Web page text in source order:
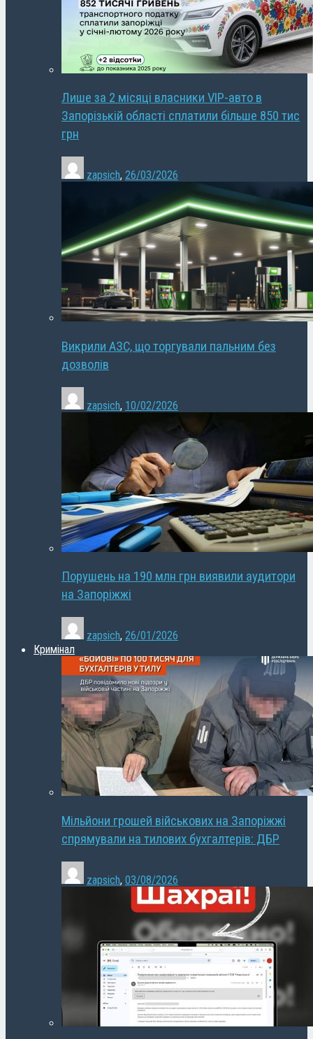
Лише за 2 місяці власники VIP-авто в
Запорізькій області сплатили більше 850 тис
грн
zapsich, 26/03/2026
Викрили АЗС, що торгували пальним без
дозволів
zapsich, 10/02/2026
Порушень на 190 млн грн виявили аудитори
на Запоріжжі
zapsich, 26/01/2026
Кримінал
Мільйони грошей військових на Запоріжжі
спрямували на тилових бухгалтерів: ДБР
zapsich, 03/08/2026